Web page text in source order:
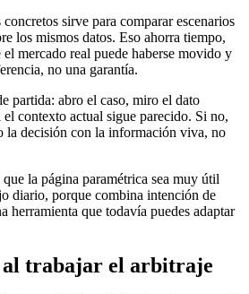
sirve para comparar escenarios
los mismos datos. Eso ahorra tiempo,
mercado real puede haberse movido y
no una garantía.
partida: abro el caso, miro el dato
contexto actual sigue parecido. Si no,
la decisión con la información viva, no
la página paramétrica sea muy útil
diario, porque combina intención de
herramienta que todavía puedes adaptar
al trabajar el arbitraje